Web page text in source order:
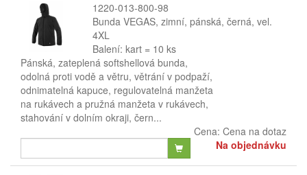
1220-013-800-98
Bunda VEGAS, zimní, pánská, černá, vel.
4XL
Balení: kart = 10 ks
Pánská, zateplená softshellová bunda,
odolná proti vodě a větru, větrání v podpaží,
odnimatelná kapuce, regulovatelná manžeta
na rukávech a pružná manžeta v rukávech,
stahování v dolním okraji, čern...
Cena: Cena na dotaz
Na objednávku